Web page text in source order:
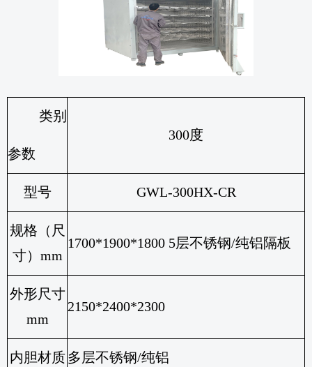
类别
参数
300度
型号 GWL-300HX-CR
规格（尺
寸） mm
1700*1900*1800 5层不锈钢/纯铝隔板
外形尺寸
mm
2150*2400*2300
内胆材质 多层不锈钢/纯铝